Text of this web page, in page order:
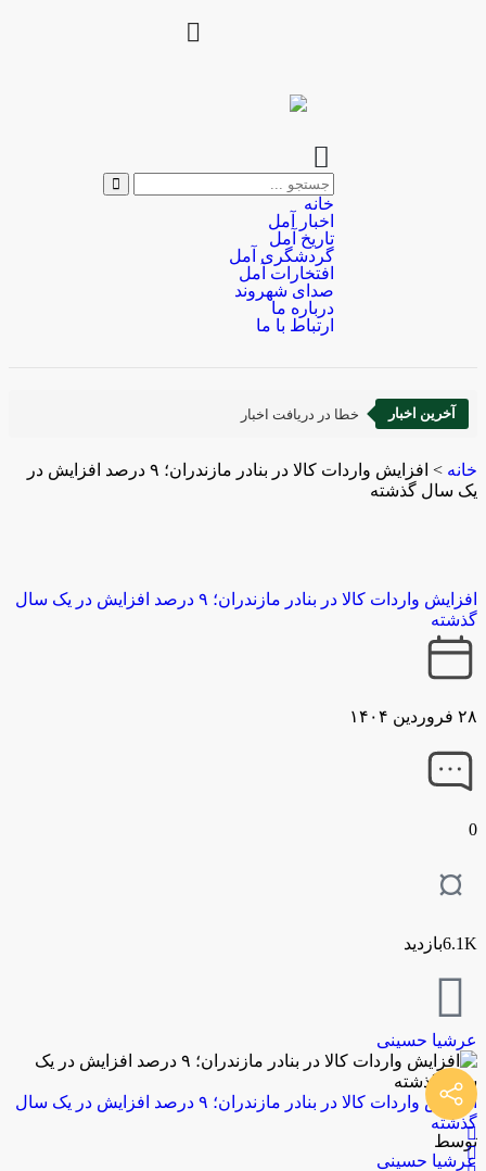
خانه
اخبار آمل
تاریخ آمل
گردشگری آمل
افتخارات آمل
صدای شهروند
درباره ما
ارتباط با ما
آخرین اخبار خطا در دریافت اخبار
خانه >
افزایش واردات کالا در بنادر مازندران؛ ۹ درصد افزایش در
یک سال گذشته
افزایش واردات کالا در بنادر مازندران؛ ۹ درصد افزایش در یک سال
گذشته
۲۸ فروردین ۱۴۰۴
0
6.1Kبازدید
عرشیا حسینی
افزایش واردات کالا در بنادر مازندران؛ ۹ درصد افزایش در یک سال
گذشته
توسط
عرشیا حسینی